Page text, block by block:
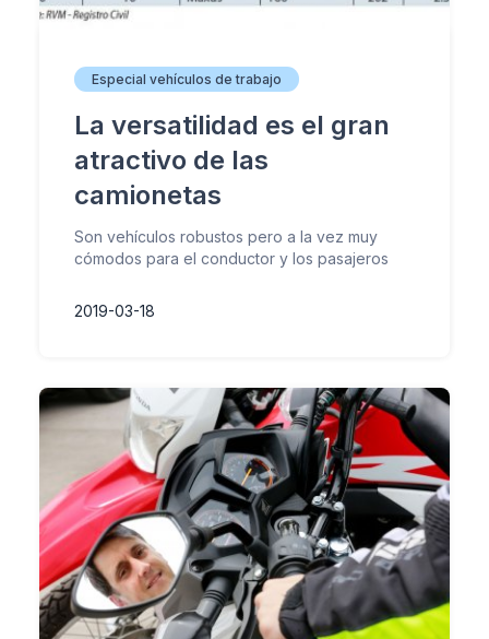
Especial vehículos de trabajo
La versatilidad es el gran
atractivo de las
camionetas
Son vehículos robustos pero a la vez muy
cómodos para el conductor y los pasajeros
2019-03-18